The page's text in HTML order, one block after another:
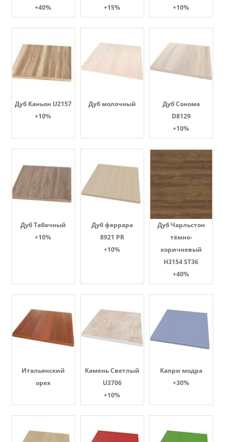
+40%
+15%
+10%
Дуб Каньон U2157
+10%
Дуб молочный
Дуб Сонома
D8129
+10%
Дуб Табачный
+10%
Дуб феррара
8921 PR
+10%
Дуб Чарльстон
тёмно-
коричневый
H3154 ST36
+40%
Итальянский
орех
Камень Светлый
U3706
+10%
Капри модра
+30%